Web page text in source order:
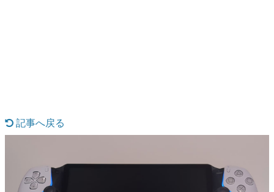
なんでゲームは面白い？
記事へ戻る